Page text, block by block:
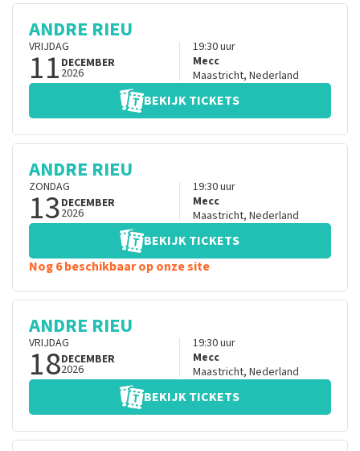
ANDRE RIEU
VRIJDAG
11 DECEMBER
2026
19:30uur
Mecc
Maastricht, Nederland
BEKIJK TICKETS
ANDRE RIEU
ZONDAG
13DECEMBER
2026
19:30uur
Mecc
Maastricht, Nederland
BEKIJK TICKETS
Nog 6 beschikbaar op onze site
ANDRE RIEU
VRIJDAG
18DECEMBER
2026
19:30uur
Mecc
Maastricht, Nederland
BEKIJK TICKETS